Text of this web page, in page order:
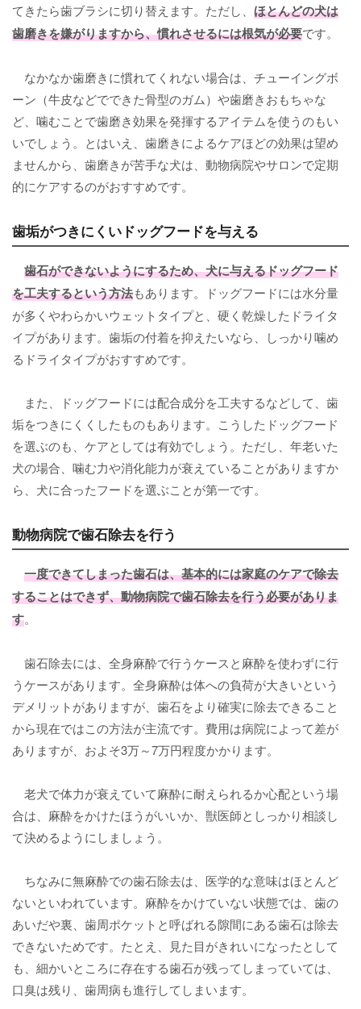
てきたら歯ブラシに切り替えます。ただし、 ほとんどの犬は
歯磨きを嫌がりますから、慣れさせるには根気が必要です。
なかなか歯磨きに慣れてくれない場合は、チューイングボ
ーン（牛皮などでできた骨型のガム）や歯磨きおもちゃな
ど、噛むことで歯磨き効果を発揮するアイテムを使うのもい
いでしょう。とはいえ、歯磨きによるケアほどの効果は望め
ませんから、歯磨きが苦手な犬は、動物病院やサロンで定期
的にケアするのがおすすめです。
歯垢がつきにくいドッグフードを与える
歯石ができないようにするため、犬に与えるドッグフード
を工夫するという方法もあります。ドッグフードには水分量
が多くやわらかいウェットタイプと、硬く乾燥したドライタ
イプがあります。歯垢の付着を抑えたいなら、しっかり噛め
るドライタイプがおすすめです。
また、ドッグフードには配合成分を工夫するなどして、歯
垢をつきにくくしたものもあります。こうしたドッグフード
を選ぶのも、ケアとしては有効でしょう。ただし、年老いた
犬の場合、噛む力や消化能力が衰えていることがありますか
ら、犬に合ったフードを選ぶことが第一です。
動物病院で歯石除去を行う
一度できてしまった歯石は、基本的には家庭のケアで除去
することはできず、動物病院で歯石除去を行う必要がありま
す。
歯石除去には、全身麻酔で行うケースと麻酔を使わずに行
うケースがあります。全身麻酔は体への負荷が大きいという
デメリットがありますが、歯石をより確実に除去できること
から現在ではこの方法が主流です。費用は病院によって差が
ありますが、およそ3万～7万円程度かかります。
老犬で体力が衰えていて麻酔に耐えられるか心配という場
合は、麻酔をかけたほうがいいか、獣医師としっかり相談し
て決めるようにしましょう。
ちなみに無麻酔での歯石除去は、医学的な意味はほとんど
ないといわれています。麻酔をかけていない状態では、歯の
あいだや裏、歯周ポケットと呼ばれる隙間にある歯石は除去
できないためです。たとえ、見た目がきれいになったとして
も、細かいところに存在する歯石が残ってしまっていては、
口臭は残り、歯周病も進行してしまいます。